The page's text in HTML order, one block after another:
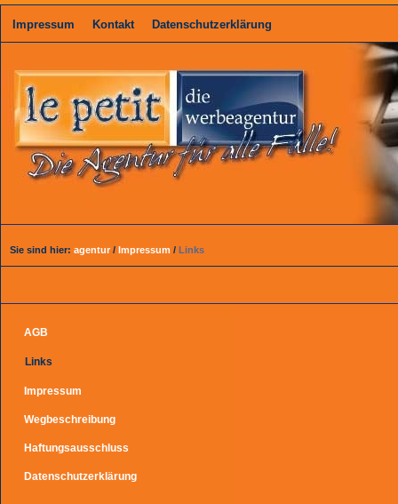
Impressum Kontakt Datenschutzerklärung
Sie sind hier: agentur / Impressum / Links
AGB
Links
Impressum
Wegbeschreibung
Haftungsausschluss
Datenschutzerklärung